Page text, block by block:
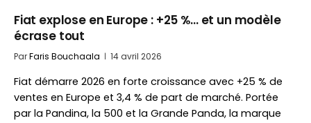
Fiat explose en Europe : +25 %… et un modèle
écrase tout
ParFaris Bouchaala 14 avril 2026
Fiat démarre 2026 en forte croissance avec +25 % de
ventes en Europe et 3,4 % de part de marché. Portée
par la Pandina, la 500 et la Grande Panda, la marque